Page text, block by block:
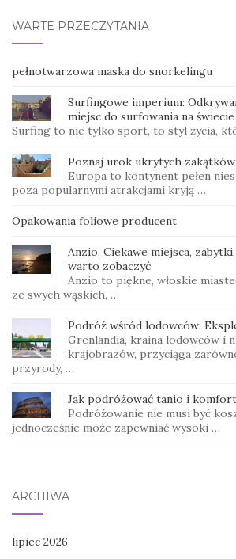
WARTE PRZECZYTANIA
pełnotwarzowa maska do snorkelingu
Surfingowe imperium:
miejsc do surfowania na świecie
Surfing to nie tylko sport, to styl życia,
Poznaj urok ukrytych
Europa to kontynent pełen
poza popularnymi atrakcjami kryją …
Opakowania foliowe producent
Anzio. Ciekawe miejsca,
warto zobaczyć
Anzio to piękne, włoskie
ze swych wąskich, …
Podróż wśród lodowców:
Grenlandia, kraina lodowców i
krajobrazów, przyciąga
przyrody, …
Jak podróżować tanio i
Podróżowanie nie musi być
jednocześnie może zapewniać wysoki …
ARCHIWA
lipiec 2026